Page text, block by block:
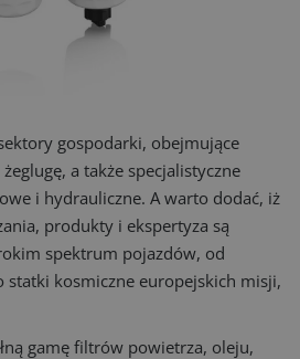
gospodarki, obejmujące
a także specjalistyczne
i hydrauliczne. A warto dodać, iż
produkty i ekspertyza są
spektrum pojazdów, od
statki kosmiczne europejskich misji,
gamę filtrów powietrza, oleju,